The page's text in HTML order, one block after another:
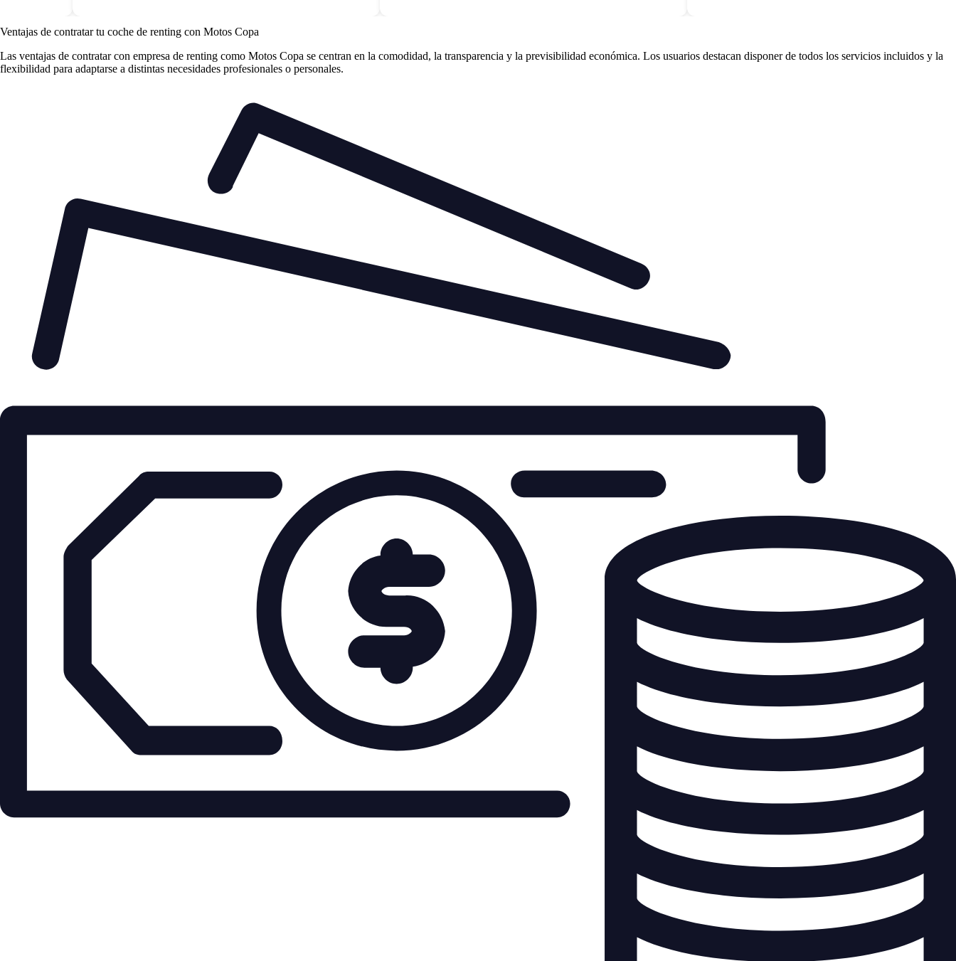
Ventajas de contratar tu coche de renting con Motos Copa
Las ventajas de contratar con empresa de renting como Motos Copa se centran en la comodidad, la transparencia y la previsibilidad económica. Los usuarios destacan disponer de todos los servicios incluidos y la
flexibilidad para adaptarse a distintas necesidades profesionales o personales.